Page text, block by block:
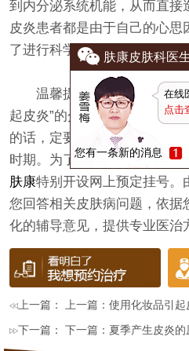
到内分泌系统机能，从而直接
皮炎患者都是由于自己的心思
了进行科学的医治也需求从心
温馨提示：以上是 长春肤
起皮炎”的介绍，信任会给您
的话，定要正规的医院进行医
时期。为了方便人们更好的了
肤康特别开设网上预定挂号。
您回答相关皮肤病问题，依据
化的辅导意见，提供专业医治
上一篇： 上一篇：使用化妆品引起
下一篇： 下一篇： 夏季产生皮炎的
肤康皮肤科医
在线
点击
您有一条新的消息